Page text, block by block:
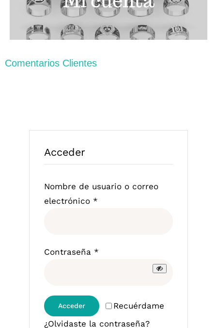
Carrito
Comentarios Clientes
Acceder
Nombre de usuario o correo
electrónico *
Contraseña *
Recuérdame
Acceder
¿Olvidaste la contraseña?